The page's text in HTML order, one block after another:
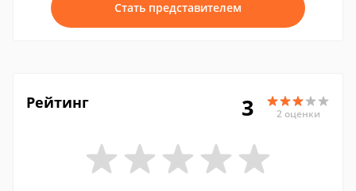
Стать представителем
Рейтинг 3 2 оценки